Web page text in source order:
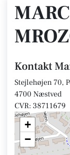
Kontakt
Stejlehøjen 70,
4700 Næstved
CVR: 38711679
+
−